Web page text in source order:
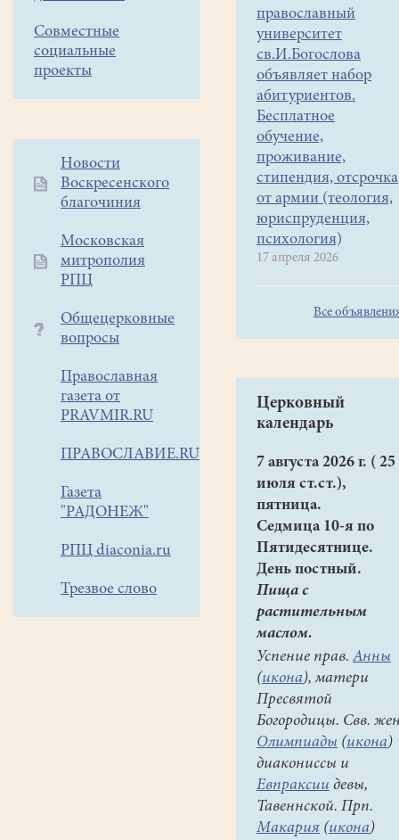
Совместные
социальные
проекты
Дополнительное
меню
Новости
Воскресенского
благочиния
Московская
митрополия
РПЦ
Общецерковные
вопросы
Православная
газета от
PRAVMIR.RU
ПРАВОСЛАВИЕ.RU
Газета
"РАДОНЕЖ"
РПЦ diaconia.ru
Трезвое слово
православный
университет
св.И.Богослова
объявляет набор
абитуриентов.
Бесплатное
обучение,
проживание,
стипендия, отсрочка
от армии (теология,
юриспруденция,
психология)
17 апреля 2026
Все
Церковный
календарь
7 августа 2026 г. ( 25
июля ст.ст.),
пятница.
Седмица 10-я по
Пятидесятнице.
День постный.
Пища с
растительным
маслом.
Успение прав. Анны
(икона), матери
Пресвятой
Богородицы. Свв.
Олимпиады (икона)
диакониссы и
Евпраксии девы,
Тавеннской. Прп.
Макария (икона)